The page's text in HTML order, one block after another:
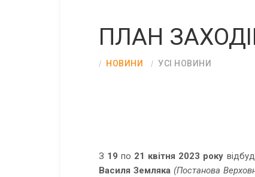
ПЛАН
НОВИНИ УСІ НОВИНИ
З 19 по 21 квітня 2023 року
Василя Земляка (Постанова